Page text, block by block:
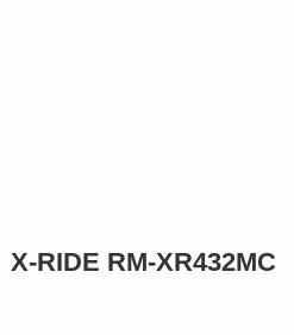
X-RIDE RM-XR432MC